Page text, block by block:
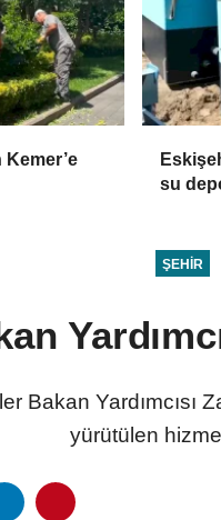
su
ŞEHIR
Bakan Yardımcısı
yürütülen